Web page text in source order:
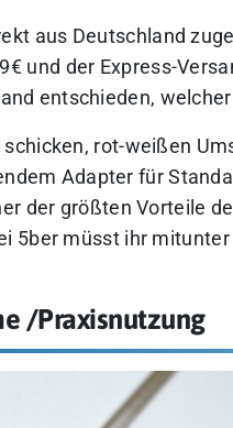
aus Deutschland
und der Express-
entschieden,
rot-weißen
Adapter für
der größten Vorteile
5ber müsst ihr
/Praxisnutzung